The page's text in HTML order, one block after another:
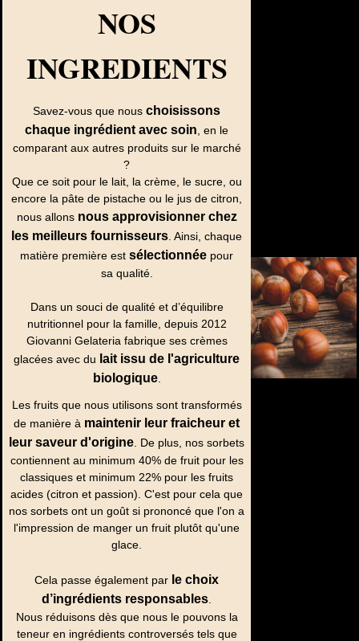
NOS
INGREDIENTS
Savez-vous que nous choisissons
chaque ingrédient avec soin , en le
comparant aux autres produits sur le marché
?
Que ce soit pour le lait, la crème, le sucre, ou
encore la pâte de pistache ou le jus de citron,
nous allons nous approvisionner chez
les meilleurs fournisseurs . Ainsi, chaque
matière première est sélectionnée pour
sa qualité.
Dans un souci de qualité et d’équilibre
nutritionnel pour la famille, depuis 2012
Giovanni Gelateria fabrique ses crèmes
glacées avec du lait issu de l'agriculture
biologique.
Les fruits que nous utilisons sont transformés
de manière à maintenir leur fraicheur et
leur saveur d'origine . De plus, nos sorbets
contiennent au minimum 40% de fruit pour les
classiques et minimum 22% pour les fruits
acides (citron et passion). C'est pour cela que
nos sorbets ont un goût si prononcé que l'on a
l'impression de manger un fruit plutôt qu'une
glace.
Cela passe également par le choix
d’ingrédients responsables
Nous réduisons dès que nous le pouvons la
teneur en ingrédients controversés tels que